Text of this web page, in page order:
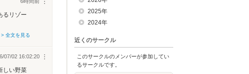
︙
るリゾー
> 全文を見る
︙
07/02 16:02:20
しい野菜
2025年
2024年
近くのサークル
このサークルのメンバーが参加してい
るサークルです。